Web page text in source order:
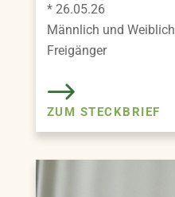
* 26.05.26
Männlich und Weiblich
Freigänger
ZUM STECKBRIEF